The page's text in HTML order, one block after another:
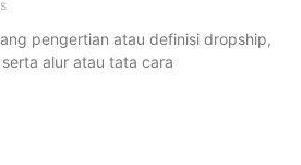
pengertian atau definisi dropship,
alur atau tata cara